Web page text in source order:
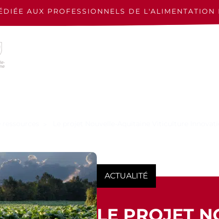
AUX PROFESSIONNELS DE
ACTUALITÉ